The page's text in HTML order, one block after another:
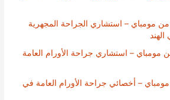
من مومباي – استشاري الجراحة المجهرية
مومباي – استشاري جراحة الأورام العامة
– أخصائي جراحة الأورام العامة في